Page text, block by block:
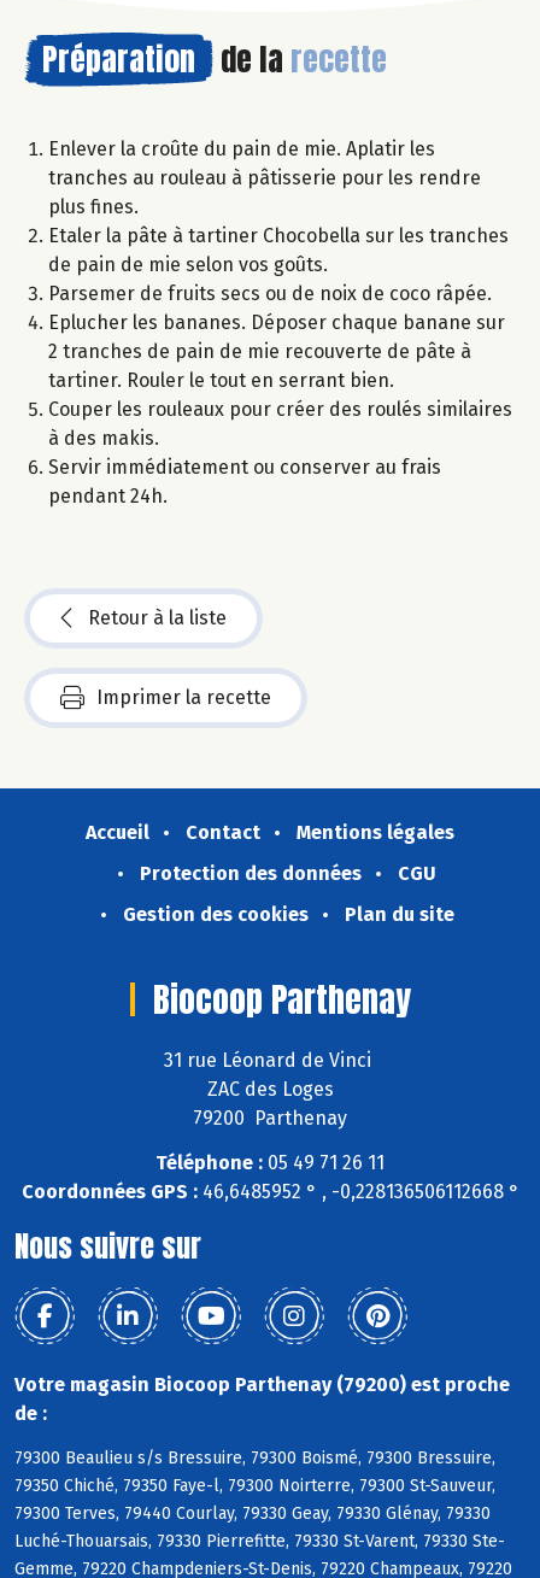
Préparation de la recette
Enlever la croûte du pain de mie. Aplatir les
tranches au rouleau à pâtisserie pour les rendre
plus fines.
Etaler la pâte à tartiner Chocobella sur les tranches
de pain de mie selon vos goûts.
Parsemer de fruits secs ou de noix de coco râpée.
Eplucher les bananes. Déposer chaque banane sur
2 tranches de pain de mie recouverte de pâte à
tartiner. Rouler le tout en serrant bien.
Couper les rouleaux pour créer des roulés similaires
à des makis.
Servir immédiatement ou conserver au frais
pendant 24h.
Retour à la liste
Imprimer la recette
Accueil Contact
Mentions légales
Protection des données
CGU
Gestion des cookies
Plan du site
Biocoop Parthenay
31 rue Léonard de Vinci
ZAC des Loges
79200 Parthenay
Téléphone : 05 49 71 26 11
Coordonnées GPS :46,6485952 ° , -0,228136506112668 °
Nous suivre sur
Votre magasin Biocoop Parthenay (79200) est proche
de :
79300 Beaulieu s/s Bressuire, 79300 Boismé, 79300 Bressuire,
79350 Chiché, 79350 Faye-l, 79300 Noirterre, 79300 St-Sauveur,
79300 Terves, 79440 Courlay, 79330 Geay, 79330 Glénay, 79330
Luché-Thouarsais, 79330 Pierrefitte, 79330 St-Varent, 79330 Ste-
Gemme, 79220 Champdeniers-St-Denis, 79220 Champeaux, 79220